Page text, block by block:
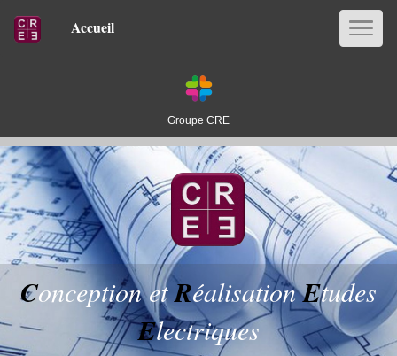
Accueil
Groupe CRE
Conception etRéalisationEtudes
Electriques